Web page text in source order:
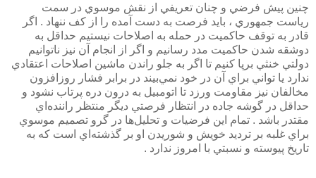
چنين پيش فرضي و چنان تعريفي از نقش موسوي در سمت
رياست جمهوري ، بايد فرصت به دست آمده را از كف ننهاد . اگر
قادر به توقف حاكميت در حمله به اصلاحات نيستيم حداقل به
دوشقه شدن حاكميت مدد رسانيم و اگر از انجام آن نيز ناتوانيم
دولتي خنثي برپا كنيم تا اگر به جلو راندن ماشين اصلاحات اعتقادي
ندارد يا تواني براي آن در خود نمي‌بيند در برابر فشار روزافزون
مخالفان نيز مقاومت ورزد تا اتومبيل به درون دره پرتاب نشود و
حداقل در گوشه‌ جاده در انتظار فرصتي ديگر منتظر راننده‌اي
مقتدر باشد . تمام اين فرضيات و تحليل‌ها در گرو تصميم موسوي
براي غلبه بر ترديد خويش و شوريدن او بر گذشته‌اي است كه به
تاريخ پيوسته و نسبتي با امروز ندارد .